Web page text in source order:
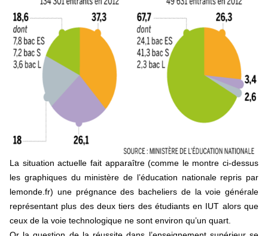
La situation actuelle fait apparaître (comme le montre ci-dessus
les graphiques du ministère de l’éducation nationale repris par
lemonde.fr) une prégnance des bacheliers de la voie générale
représentant plus des deux tiers des étudiants en IUT alors que
ceux de la voie technologique ne sont environ qu’un quart.